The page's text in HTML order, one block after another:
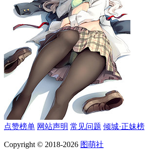
点赞榜单 网站声明 常见问题 倾城·正妹榜
Copyright © 2018-2026 图萌社